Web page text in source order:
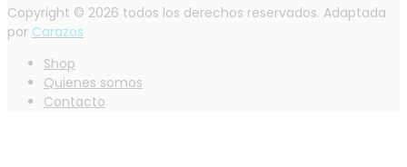
Copyright © 2026 todos los derechos reservados. Adaptada
por Carazos
Shop
Quienes somos
Contacto